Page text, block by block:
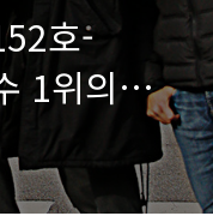
호-
1위의